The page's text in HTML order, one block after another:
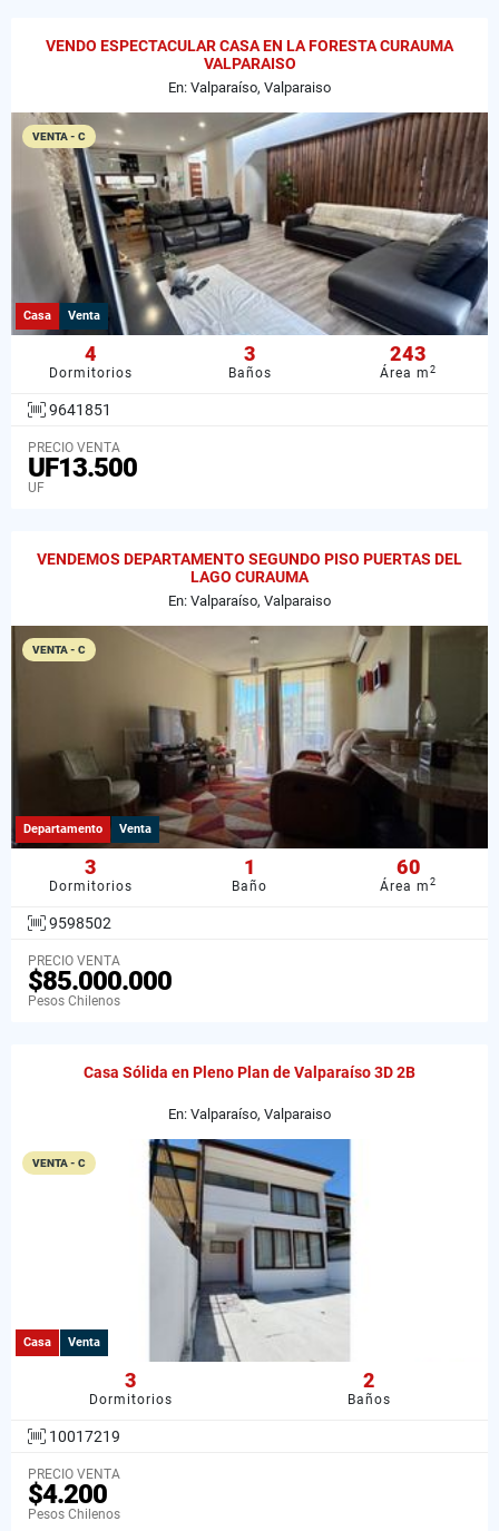
VENDO ESPECTACULAR CASA EN LA FORESTA CURAUMA
VALPARAISO
En: Valparaíso, Valparaiso
VENTA - C
Casa Venta
4
Dormitorios
3
Baños
243
Área m2
9641851
PRECIO VENTA
UF13.500
UF
VENDEMOS DEPARTAMENTO SEGUNDO PISO PUERTAS DEL
LAGO CURAUMA
En: Valparaíso, Valparaiso
VENTA - C
Departamento Venta
3
Dormitorios
1
Baño
60
Área m2
9598502
PRECIO VENTA
$85.000.000
Pesos Chilenos
Casa Sólida en Pleno Plan de Valparaíso 3D 2B
En: Valparaíso, Valparaiso
VENTA - C
Casa Venta
3
Dormitorios
2
Baños
10017219
PRECIO VENTA
$4.200
Pesos Chilenos